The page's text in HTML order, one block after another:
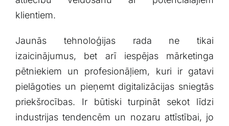
klientiem.
Jaunās⁣ tehnoloģijas rada ne ⁤tikai⁢
izaicinājumus, bet arī iespējas mārketinga​
pētniekiem un ⁢profesionāļiem, kuri ir gatavi
pielāgoties un pieņemt digitalizācijas sniegtās
priekšrocības. Ir būtiski turpināt sekot līdzi​
industrijas tendencēm un nozaru attīstībai, jo